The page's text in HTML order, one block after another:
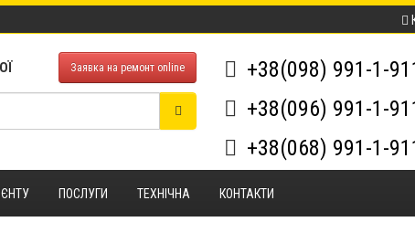
Заявка на ремонт online +38(098) 991-1-
+38(096) 991-1-
+38(068) 991-1-
ПОСЛУГИ ТЕХНІЧНА КОНТАКТИ